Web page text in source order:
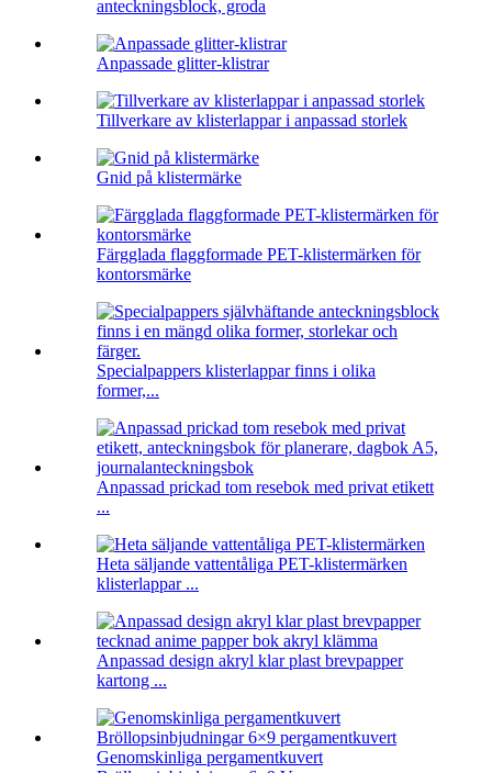
anteckningsblock, groda
Anpassade glitter-klistrar
Tillverkare av klisterlappar i anpassad storlek
Gnid på klistermärke
Färgglada flaggformade PET-klistermärken för
kontorsmärke
Specialpappers klisterlappar finns i olika
former,...
Anpassad prickad tom resebok med privat etikett
...
Heta säljande vattentåliga PET-klistermärken
klisterlappar ...
Anpassad design akryl klar plast brevpapper
kartong ...
Genomskinliga pergamentkuvert